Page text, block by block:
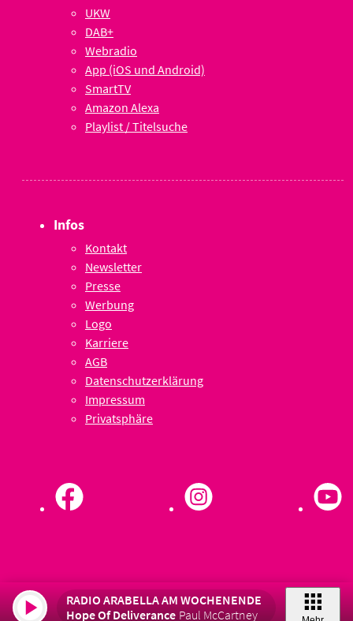
UKW
DAB+
Webradio
App (iOS und Android)
SmartTV
Amazon Alexa
Playlist / Titelsuche
Infos
Kontakt
Newsletter
Presse
Werbung
Logo
Karriere
AGB
Datenschutzerklärung
Impressum
Privatsphäre
RADIO ARABELLA AM WOCHENENDE
Hope Of Deliverance Paul McCartney